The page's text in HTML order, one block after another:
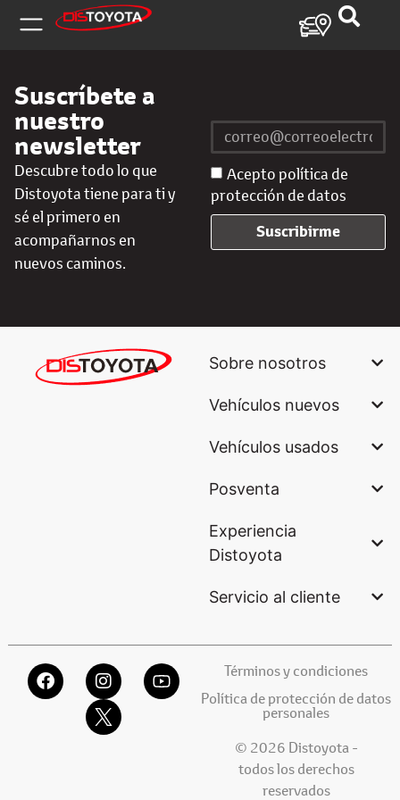
Suscríbete a
nuestro
newsletter
Descubre todo lo que
Distoyota tiene para ti y
sé el primero en
acompañarnos en
nuevos caminos.
Acepto política de
protección de datos
Suscribirme
Sobre nosotros
Vehículos nuevos
Vehículos usados
Posventa
Experiencia
Distoyota
Servicio al cliente
Términos y condiciones
Política de protección de datos
personales
© 2026 Distoyota -
todos los derechos
reservados